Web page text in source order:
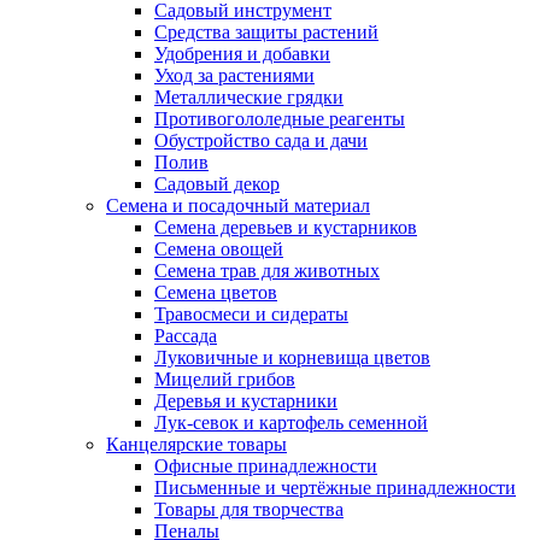
Садовый инструмент
Средства защиты растений
Удобрения и добавки
Уход за растениями
Металлические грядки
Противогололедные реагенты
Обустройство сада и дачи
Полив
Садовый декор
Семена и посадочный материал
Семена деревьев и кустарников
Семена овощей
Семена трав для животных
Семена цветов
Травосмеси и сидераты
Рассада
Луковичные и корневища цветов
Мицелий грибов
Деревья и кустарники
Лук-севок и картофель семенной
Канцелярские товары
Офисные принадлежности
Письменные и чертёжные принадлежности
Товары для творчества
Пеналы